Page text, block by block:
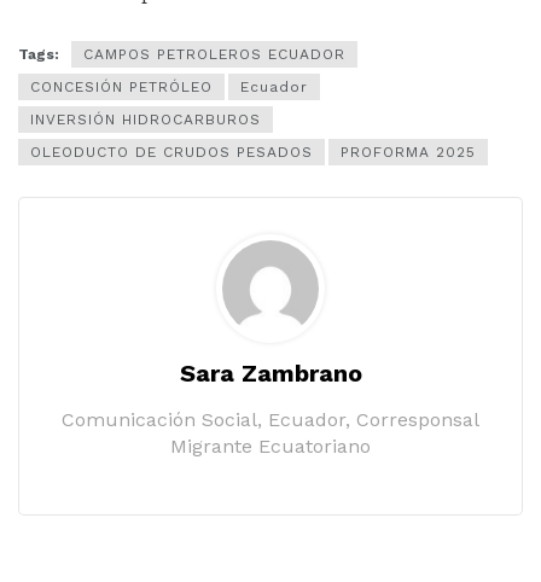
Tags:
CAMPOS PETROLEROS ECUADOR
CONCESIÓN PETRÓLEO
Ecuador
INVERSIÓN HIDROCARBUROS
OLEODUCTO DE CRUDOS PESADOS
PROFORMA 2025
Sara Zambrano
Comunicación Social, Ecuador, Corresponsal
Migrante Ecuatoriano